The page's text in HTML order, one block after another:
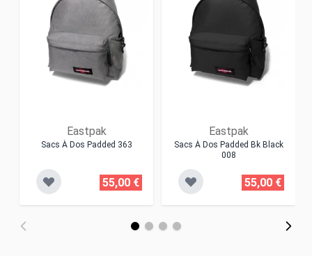
Eastpak
Sacs À Dos Padded 363
55,00 €
Eastpak
Sacs À Dos Padded Bk Black
008
55,00 €